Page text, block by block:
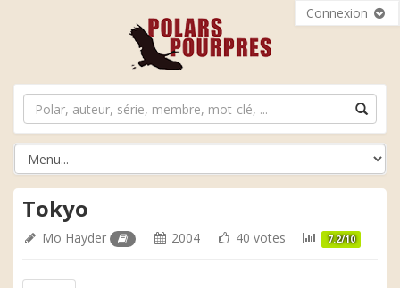
Connexion
Tokyo
Mo Hayder 2004 40 votes 7.2/10